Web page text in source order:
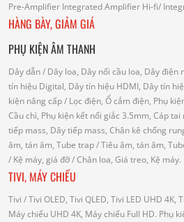
Pre-Amplifier Integrated Amplifier Hi-fi/
HÀNG BÀY, GIẢM GIÁ
PHỤ KIỆN ÂM THANH
Dây dẫn/ Dây loa, Dây nối cầu loa, Dây điện
tín hiệu Digital, Dây tín hiệu HDMI, Dây tín
kiện nâng cấp/ Lọc điện, Ổ cắm điện, Phụ
Cầu chì, Phụ kiện kết nối giắc 3.5mm, Cáp tai
tiếp mass, Dây tiếp mass, Chân kê chống
âm, tán âm, Tube trap/ Tiêu âm, tán âm,
/ Kệ máy, giá đỡ/ Chân loa, Giá treo, Kệ máy.
TIVI, MÁY CHIẾU
Tivi / Tivi OLED, Tivi QLED, Tivi LED UHD 4K,
Máy chiếu UHD 4K, Máy chiếu Full HD. Phụ